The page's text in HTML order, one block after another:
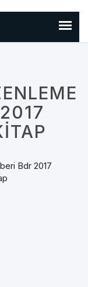
Bdr 2017